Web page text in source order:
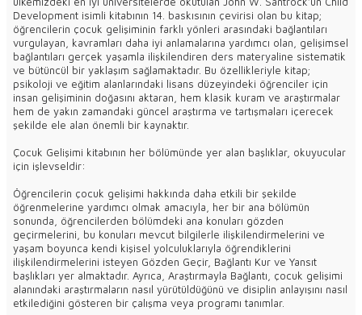
Development isimli kitabının 14. baskısının çevirisi olan bu kitap;
öğrencilerin çocuk gelişiminin farklı yönleri arasındaki bağlantıları
vurgulayan, kavramları daha iyi anlamalarına yardımcı olan, gelişimsel
bağlantıları gerçek yaşamla ilişkilendiren ders materyaline sistematik
ve bütüncül bir yaklaşım sağlamaktadır. Bu özellikleriyle kitap;
psikoloji ve eğitim alanlarındaki lisans düzeyindeki öğrenciler için
insan gelişiminin doğasını aktaran, hem klasik kuram ve araştırmalar
hem de yakın zamandaki güncel araştırma ve tartışmaları içerecek
şekilde ele alan önemli bir kaynaktır.
Çocuk Gelişimi kitabının her bölümünde yer alan başlıklar, okuyucular
için işlevseldir:
Öğrencilerin çocuk gelişimi hakkında daha etkili bir şekilde
öğrenmelerine yardımcı olmak amacıyla, her bir ana bölümün
sonunda, öğrencilerden bölümdeki ana konuları gözden
geçirmelerini, bu konuları mevcut bilgilerle ilişkilendirmelerini ve
yaşam boyunca kendi kişisel yolculuklarıyla öğrendiklerini
ilişkilendirmelerini isteyen Gözden Geçir, Bağlantı Kur ve Yansıt
başlıkları yer almaktadır. Ayrıca, Araştırmayla Bağlantı, çocuk gelişimi
alanındaki araştırmaların nasıl yürütüldüğünü ve disiplin anlayışını nasıl
etkilediğini gösteren bir çalışma veya programı tanımlar.